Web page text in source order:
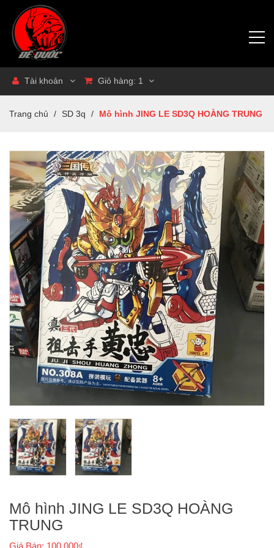
Tài khoản Giỏ hàng: 1
Trang chủ / SD 3q / Mô hình JING LE SD3Q HOÀNG TRUNG
Mô hình JING LE SD3Q HOÀNG
TRUNG
Giá Bán: 100.000₫